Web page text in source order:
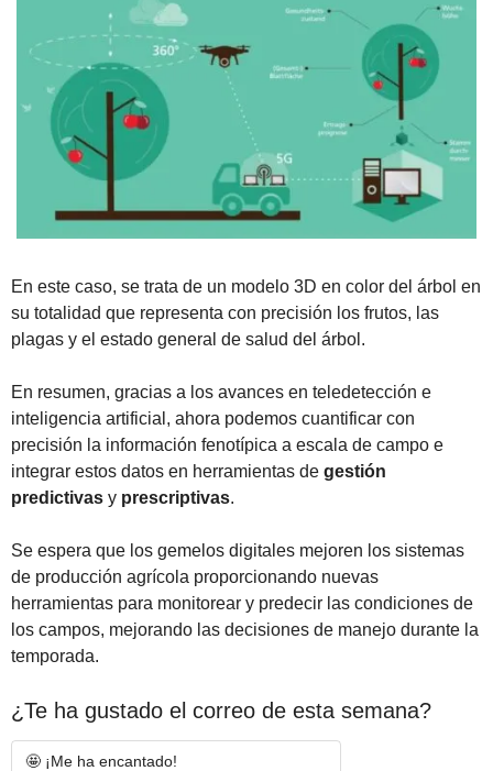
En este caso, se trata de un modelo 3D en color del árbol en
su totalidad que representa con precisión los frutos, las
plagas y el estado general de salud del árbol.
En resumen, gracias a los avances en teledetección e
inteligencia artificial, ahora podemos cuantificar con
precisión la información fenotípica a escala de campo e
integrar estos datos en herramientas de gestión
predictivas y prescriptivas.
Se espera que los gemelos digitales mejoren los sistemas
de producción agrícola proporcionando nuevas
herramientas para monitorear y predecir las condiciones de
los campos, mejorando las decisiones de manejo durante la
temporada.
¿Te ha gustado el correo de esta semana?
🤩 ¡Me ha encantado!